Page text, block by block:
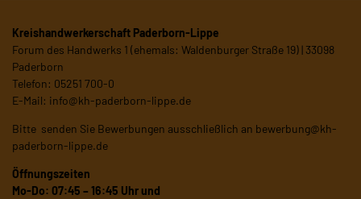
Kreishandwerkerschaft Paderborn-Lippe
Forum des Handwerks 1 (ehemals: Waldenburger Straße 19) | 33098
Paderborn
Telefon: 05251 700-0
E-Mail: info@kh-paderborn-lippe.de
Bitte senden Sie Bewerbungen ausschließlich an bewerbung@kh-
paderborn-lippe.de
Öffnungszeiten
Mo-Do: 07:45 – 16:45 Uhr und